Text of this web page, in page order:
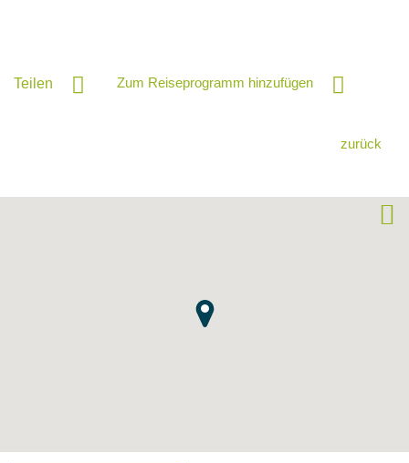
Teilen Zum Reiseprogramm hinzufügen
zurück